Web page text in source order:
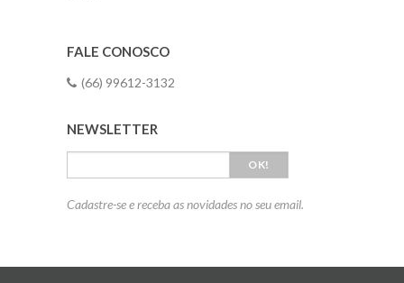
FALE CONOSCO
(66) 99612-3132
NEWSLETTER
OK!
Cadastre-se e receba as novidades no seu email.